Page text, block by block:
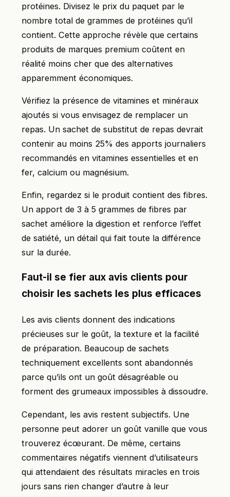
protéines. Divisez le prix du paquet par le
nombre total de grammes de protéines qu’il
contient. Cette approche révèle que certains
produits de marques premium coûtent en
réalité moins cher que des alternatives
apparemment économiques.
Vérifiez la présence de vitamines et minéraux
ajoutés si vous envisagez de remplacer un
repas. Un sachet de substitut de repas devrait
contenir au moins 25% des apports journaliers
recommandés en vitamines essentielles et en
fer, calcium ou magnésium.
Enfin, regardez si le produit contient des fibres.
Un apport de 3 à 5 grammes de fibres par
sachet améliore la digestion et renforce l’effet
de satiété, un détail qui fait toute la différence
sur la durée.
Faut-il se fier aux avis clients pour
choisir les sachets les plus efficaces
Les avis clients donnent des indications
précieuses sur le goût, la texture et la facilité
de préparation. Beaucoup de sachets
techniquement excellents sont abandonnés
parce qu’ils ont un goût désagréable ou
forment des grumeaux impossibles à dissoudre.
Cependant, les avis restent subjectifs. Une
personne peut adorer un goût vanille que vous
trouverez écœurant. De même, certains
commentaires négatifs viennent d’utilisateurs
qui attendaient des résultats miracles en trois
jours sans rien changer d’autre à leur